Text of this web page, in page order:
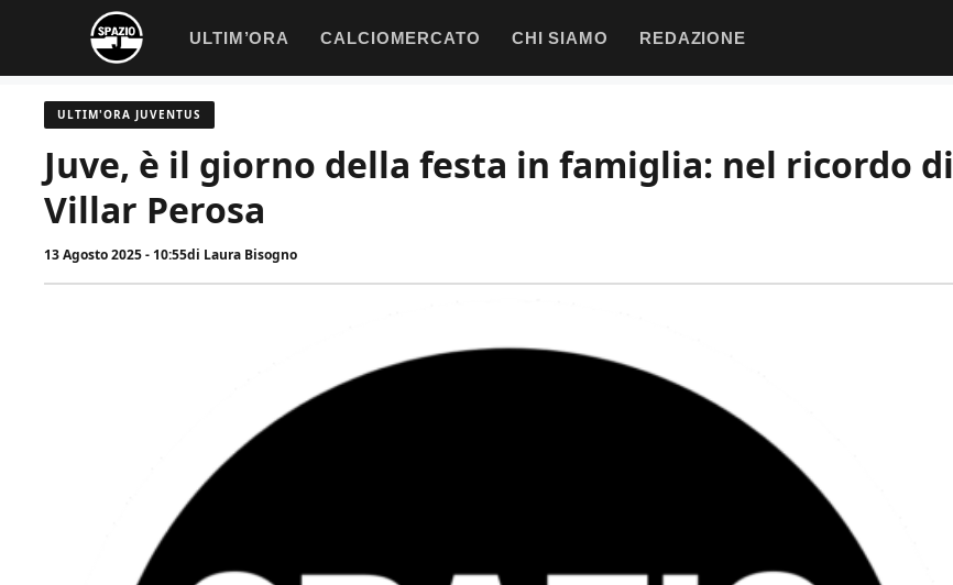
contenuto
ULTIM’ORA CALCIOMERCATO CHI SIAMO REDAZIONE
ULTIM'ORA JUVENTUS
Juve, è il giorno della festa in famiglia: nel ricordo di
Villar Perosa
13 Agosto 2025 - 10:55di Laura Bisogno